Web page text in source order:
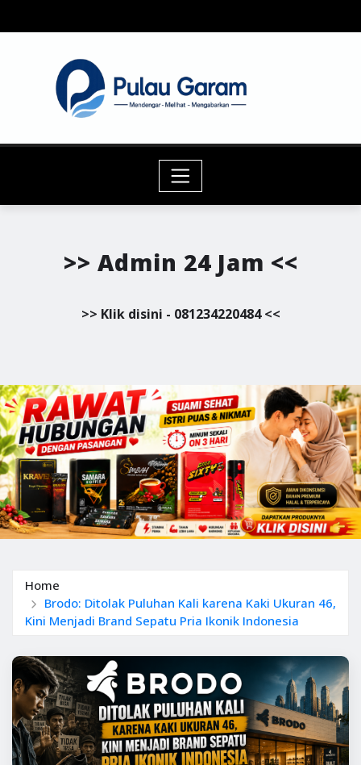
to
>> Admin 24 Jam <<
>> Klik disini - 081234220484 <<
Home
Brodo: Ditolak Puluhan Kali karena Kaki Ukuran 46,
Kini Menjadi Brand Sepatu Pria Ikonik Indonesia